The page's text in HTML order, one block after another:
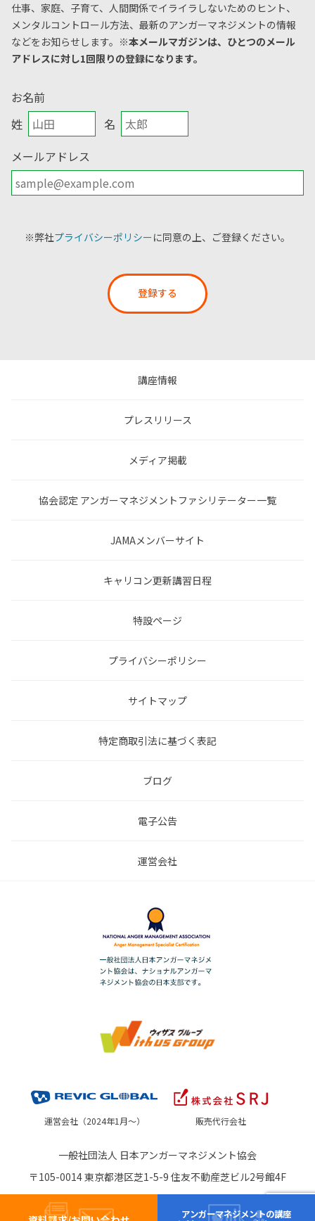
仕事、家庭、子育て、人間関係でイライラしないためのヒント、
メンタルコントロール方法、 最新のアンガーマネジメントの情報
などをお知らせします。 ※本メールマガジンは、ひとつのメール
アドレスに対し1回限りの登録になります。
お名前
姓
名
メールアドレス
※弊社プライバシーポリシーに同意の上、ご登録ください。
登録する
講座情報
プレスリリース
メディア掲載
協会認定 アンガーマネジメントファシリテーター一覧
JAMAメンバーサイト
キャリコン更新講習日程
特設ページ
プライバシーポリシー
サイトマップ
特定商取引法に基づく表記
ブログ
電子公告
運営会社
運営会社（2024年1月～） 販売代行会社
一般社団法人 日本アンガーマネジメント協会
〒105-0014 東京都港区芝1-5-9 住友不動産芝ビル2号館4F
アンガーマネジメントの講座